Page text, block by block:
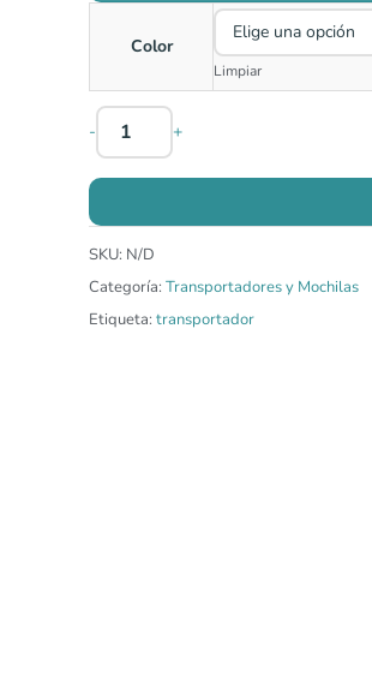
Color
Limpiar
- +
SKU: N/D
Categoría: Transportadores y Mochilas
Etiqueta: transportador